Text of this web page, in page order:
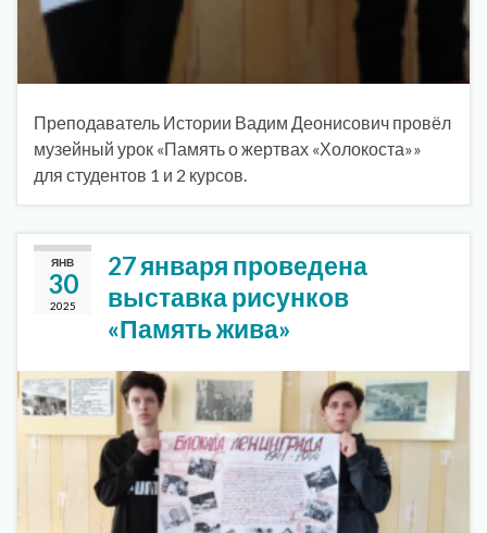
Преподаватель Истории Вадим Деонисович провёл
музейный урок «Память о жертвах «Холокоста»»
для студентов 1 и 2 курсов.
ЯНВ
30
2025
27 января проведена
выставка рисунков
«Память жива»